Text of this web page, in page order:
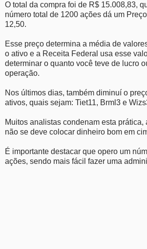
O total da compra foi de R$ 15.008,83,
número total de 1200 ações dá um
12,50.
Esse preço determina a média de
o ativo e a Receita Federal usa esse
determinar o quanto você teve de lucro
operação.
Nos últimos dias, também diminuí o
ativos, quais sejam: Tiet11, Brml3 e
Muitos analistas condenam esta prática,
não se deve colocar dinheiro bom em
É importante destacar que opero um
ações, sendo mais fácil fazer uma